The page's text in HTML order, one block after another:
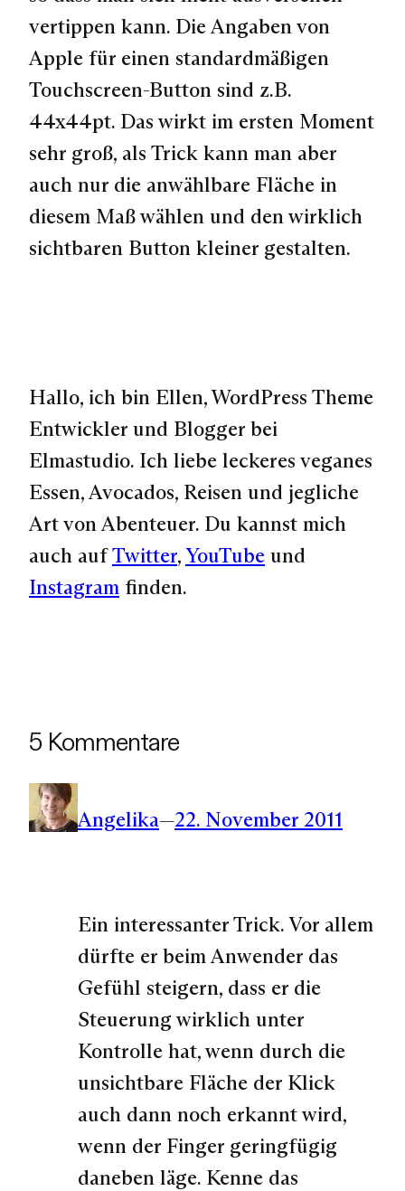
vertippen kann. Die Angaben von
Apple für einen standardmäßigen
Touchscreen-Button sind z.B.
44x44pt. Das wirkt im ersten Moment
sehr groß, als Trick kann man aber
auch nur die anwählbare Fläche in
diesem Maß wählen und den wirklich
sichtbaren Button kleiner gestalten.
Hallo, ich bin Ellen, WordPress Theme
Entwickler und Blogger bei
Elmastudio. Ich liebe leckeres veganes
Essen, Avocados, Reisen und jegliche
Art von Abenteuer. Du kannst mich
auch aufTwitter,YouTube und
Instagram finden.
5 Kommentare
Angelika—22. November 2011
Ein interessanter Trick. Vor allem
dürfte er beim Anwender das
Gefühl steigern, dass er die
Steuerung wirklich unter
Kontrolle hat, wenn durch die
unsichtbare Fläche der Klick
auch dann noch erkannt wird,
wenn der Finger geringfügig
daneben läge. Kenne das